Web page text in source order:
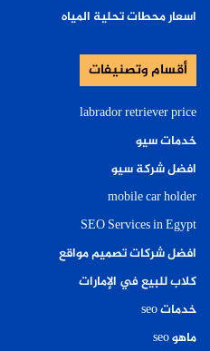
اسعار محطات تحلية المياه
أقسام وتصنيفات
labrador retriever price
خدمات سيو
افضل شركة سيو
mobile car holder
SEO Services in Egypt
افضل شركات تصميم مواقع
كلاب للبيع في الإمارات
خدمات seo
ماهو seo